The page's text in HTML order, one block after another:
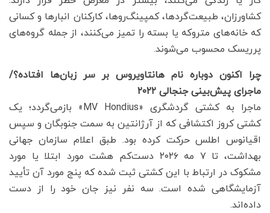
کشاورزان، طبیعت‌گردها، کمپینگ‌روها، کارکنان انبارها و کسانی
که خانه‌های متروکه یا بسته را تمیز می‌کنند، از جمله گروه‌های
پرریسک محسوب می‌شوند.
چرا اکنون دوباره نام هانتاویروس بر سر زبان‌ها افتاده؟/
ماجرای پیش‌بینی جنجالی ۲۰۲۲
ماجرا به کشتی گردشگری «MV Hondius» بازمی‌گردد؛ یک
کشتی کروز اکتشافی که از آرژانتین به سمت جنوبگان و سپس
اقیانوس اطلس حرکت کرده بود. طبق اعلام سازمان جهانی
بهداشت، تا ۷ مه ۲۰۲۶ دست‌کم هشت مورد ابتلا یا مورد
مشکوک در ارتباط با این کشتی ثبت شده که پنج مورد آن تأیید
آزمایشگاهی شده است. سه نفر نیز جان خود را از دست
داده‌اند.